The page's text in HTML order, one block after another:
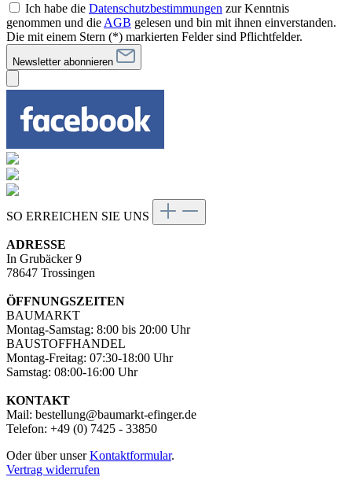
Ich habe die Datenschutzbestimmungen zur Kenntnis
genommen und die AGB gelesen und bin mit ihnen einverstanden.
Die mit einem Stern (*) markierten Felder sind Pflichtfelder.
Newsletter abonnieren
SO ERREICHEN SIE UNS
ADRESSE
In Grubäcker 9
78647 Trossingen
ÖFFNUNGSZEITEN
BAUMARKT
Montag-Samstag: 8:00 bis 20:00 Uhr
BAUSTOFFHANDEL
Montag-Freitag: 07:30-18:00 Uhr
Samstag: 08:00-16:00 Uhr
KONTAKT
Mail: bestellung@baumarkt-efinger.de
Telefon: +49 (0) 7425 - 33850
Oder über unserKontaktformular.
Vertrag widerrufen